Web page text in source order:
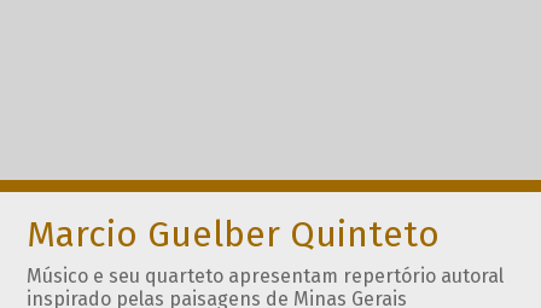
Marcio Guelber Quinteto
Músico e seu quarteto apresentam repertório autoral
inspirado pelas paisagens de Minas Gerais